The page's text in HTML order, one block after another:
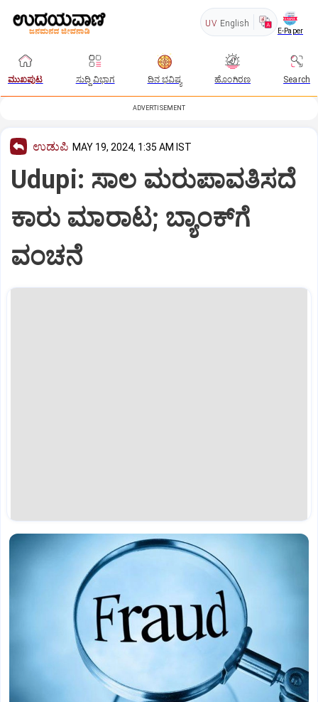
UV English
E-Paper
ಮುಖಪುಟ ಸುದ್ದಿ ವಿಭಾಗ ದಿನ ಭವಿಷ್ಯ ಹೊಂಗಿರಣ Search
ADVERTISEMENT
ಉಡುಪಿ MAY 19, 2024, 1:35 AM IST
Udupi: ಸಾಲ ಮರುಪಾವತಿಸದೆ
ಕಾರು ಮಾರಾಟ; ಬ್ಯಾಂಕ್‌ಗೆ
ವಂಚನೆ